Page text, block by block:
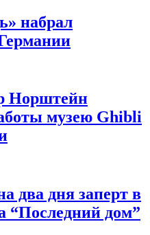
набрал
Норштейн
музею Ghibli
два дня заперт в
“Последний дом”